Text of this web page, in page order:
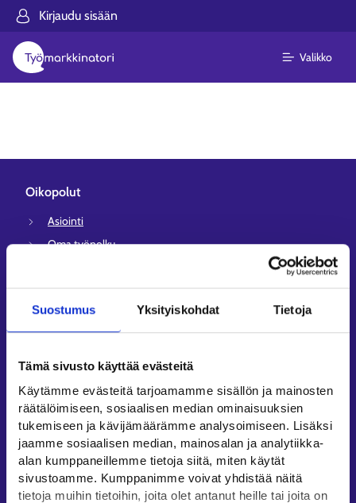
Suostumus Yksityiskohdat Tietoja
Tämä sivusto käyttää evästeitä
Käytämme evästeitä tarjoamamme sisällön ja mainosten
räätälöimiseen, sosiaalisen median ominaisuuksien
tukemiseen ja kävijämäärämme analysoimiseen. Lisäksi
jaamme sosiaalisen median, mainosalan ja analytiikka-
alan kumppaneillemme tietoja siitä, miten käytät
sivustoamme. Kumppanimme voivat yhdistää näitä
tietoja muihin tietoihin, joita olet antanut heille tai joita on
Kirjaudu sisään
Valikko
Oikopolut
Asiointi
Oma työpolku
Avoimet työpaikat
Tietoa muilla kielillä
Työllisyysalueiden yhteystiedot
Sähköisen asioinnin tuki
Työttömyysturvaneuvonta
Yritys- ja työnantaja-asiakkaan neuvontapalvelut
Asiointi- ja Oma työpolku -osioiden ohjeet
Tuki ja palaute